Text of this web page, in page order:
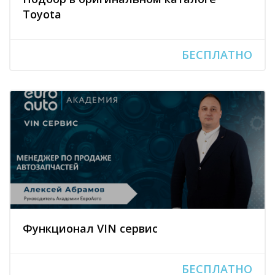
Toyota
БЕСПЛАТНО
Функционал VIN сервис
БЕСПЛАТНО